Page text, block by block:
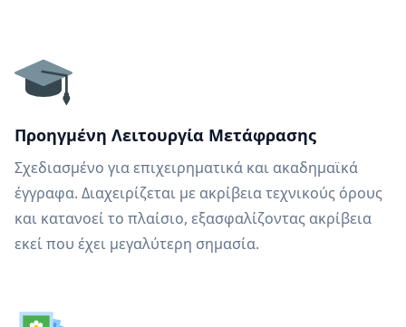
Προηγμένη Λειτουργία Μετάφρασης
Σχεδιασμένο για επιχειρηματικά και ακαδημαϊκά
έγγραφα. Διαχειρίζεται με ακρίβεια τεχνικούς όρους
και κατανοεί το πλαίσιο, εξασφαλίζοντας ακρίβεια
εκεί που έχει μεγαλύτερη σημασία.